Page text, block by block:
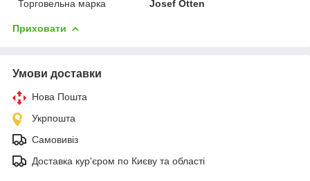
Торговельна марка
Josef Otten
Приховати
Умови доставки
Нова Пошта
Укрпошта
Самовивіз
Доставка кур'єром по Києву та області